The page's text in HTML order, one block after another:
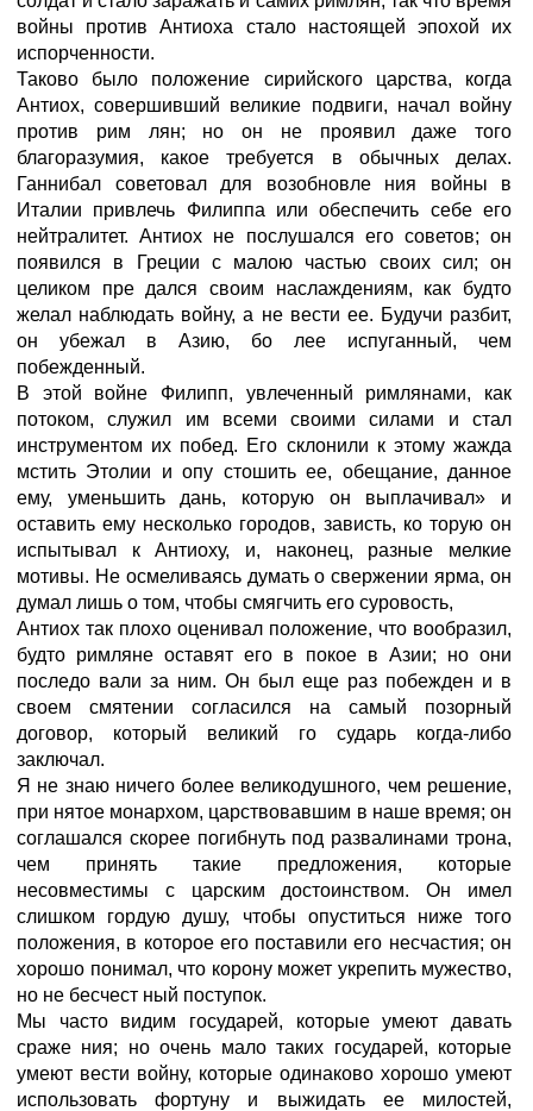
войны против Антиоха стало настоящей эпохой их
испорченности.
Таково было положение сирийского царства, когда
Антиох, совершивший великие подвиги, начал войну
против рим лян; но он не проявил даже того
благоразумия, какое требуется в обычных делах.
Ганнибал советовал для возобновле ния войны в
Италии привлечь Филиппа или обеспечить себе его
нейтралитет. Антиох не послушался его советов; он
появился в Греции с малою частью своих сил; он
целиком пре дался своим наслаждениям, как будто
желал наблюдать войну, а не вести ее. Будучи разбит,
он убежал в Азию, бо лее испуганный, чем
побежденный.
В этой войне Филипп, увлеченный римлянами, как
потоком, служил им всеми своими силами и стал
инструментом их побед. Его склонили к этому жажда
мстить Этолии и опу стошить ее, обещание, данное
ему, уменьшить дань, которую он выплачивал» и
оставить ему несколько городов, зависть, ко торую он
испытывал к Антиоху, и, наконец, разные мелкие
мотивы. Не осмеливаясь думать о свержении ярма, он
думал лишь о том, чтобы смягчить его суровость,
Антиох так плохо оценивал положение, что вообразил,
будто римляне оставят его в покое в Азии; но они
последо вали за ним. Он был еще раз побежден и в
своем смятении согласился на самый позорный
договор, который великий го сударь когда-либо
заключал.
Я не знаю ничего более великодушного, чем решение,
при нятое монархом, царствовавшим в наше время; он
соглашался скорее погибнуть под развалинами трона,
чем принять такие предложения, которые
несовместимы с царским достоинством. Он имел
слишком гордую душу, чтобы опуститься ниже того
положения, в которое его поставили его несчастия; он
хорошо понимал, что корону может укрепить мужество,
но не бесчест ный поступок.
Мы часто видим государей, которые умеют давать
сраже ния; но очень мало таких государей, которые
умеют вести войну, которые одинаково хорошо умеют
использовать фортуну и выжидать ее милостей,